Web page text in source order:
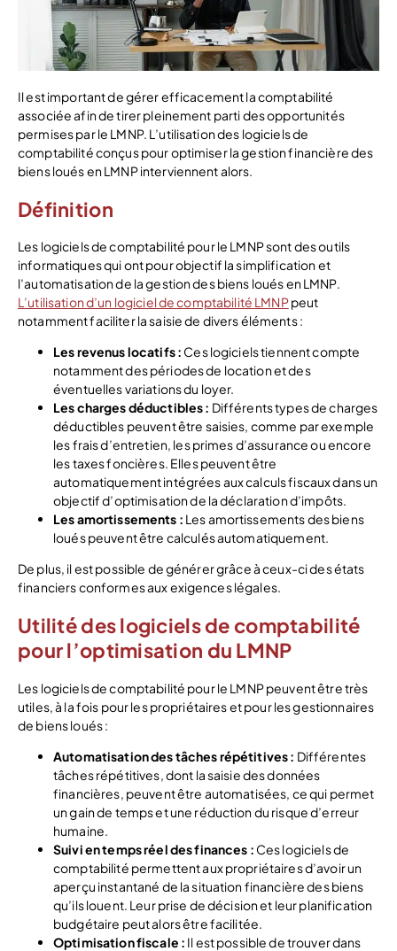
Il est important de gérer efficacement la comptabilité
associée afin de tirer pleinement parti des opportunités
permises par le LMNP. L’utilisation des logiciels de
comptabilité conçus pour optimiser la gestion financière des
biens loués en LMNP interviennent alors.
Définition
Les logiciels de comptabilité pour le LMNP sont des outils
informatiques qui ont pour objectif la simplification et
l’automatisation de la gestion des biens loués en LMNP.
L’utilisation d’un logiciel de comptabilité LMNPpeut
notamment faciliter la saisie de divers éléments :
Les revenus locatifs : Ces logiciels tiennent compte
notamment des périodes de location et des
éventuelles variations du loyer.
Les charges déductibles : Différents types de charges
déductibles peuvent être saisies, comme par exemple
les frais d’entretien, les primes d’assurance ou encore
les taxes foncières. Elles peuvent être
automatiquement intégrées aux calculs fiscaux dans un
objectif d’optimisation de la déclaration d’impôts.
Les amortissements : Les amortissements des biens
loués peuvent être calculés automatiquement.
De plus, il est possible de générer grâce à ceux-ci des états
financiers conformes aux exigences légales.
Utilité des logiciels de comptabilité
pour l’optimisation du LMNP
Les logiciels de comptabilité pour le LMNP peuvent être très
utiles, à la fois pour les propriétaires et pour les gestionnaires
de biens loués :
Automatisation des tâches répétitives : Différentes
tâches répétitives, dont la saisie des données
financières, peuvent être automatisées, ce qui permet
un gain de temps et une réduction du risque d’erreur
humaine.
Suivi en temps réel des finances : Ces logiciels de
comptabilité permettent aux propriétaires d’avoir un
aperçu instantané de la situation financière des biens
qu’ils louent. Leur prise de décision et leur planification
budgétaire peut alors être facilitée.
Optimisation fiscale : Il est possible de trouver dans